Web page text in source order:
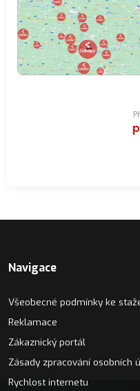
Navigace
Všeobecné podmínky ke
Reklamace
Zákaznický portál
Zásady zpracování osobních
Rychlost internetu